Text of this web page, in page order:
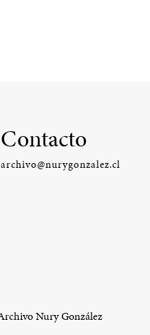
Contacto
archivo@nurygonzalez.cl
Nury González